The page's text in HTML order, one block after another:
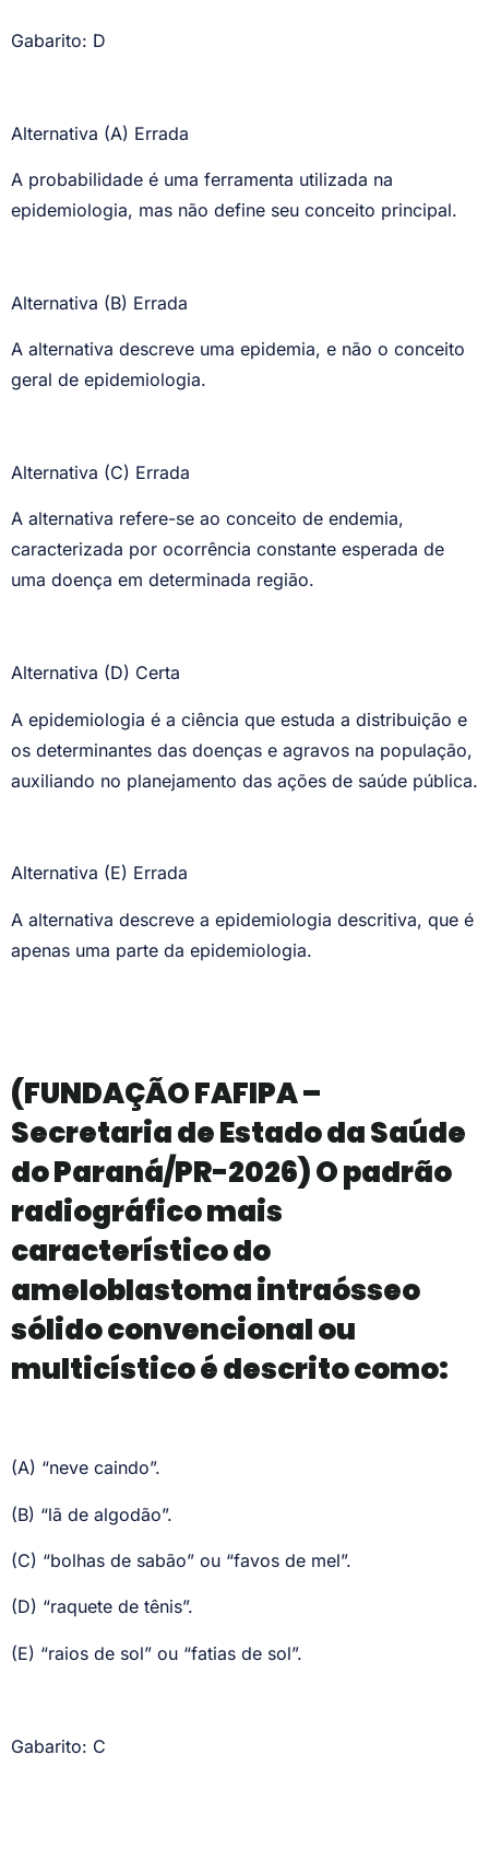
Gabarito: D
Alternativa (A) Errada
A probabilidade é uma ferramenta utilizada na
epidemiologia, mas não define seu conceito principal.
Alternativa (B) Errada
A alternativa descreve uma epidemia, e não o conceito
geral de epidemiologia.
Alternativa (C) Errada
A alternativa refere-se ao conceito de endemia,
caracterizada por ocorrência constante esperada de
uma doença em determinada região.
Alternativa (D) Certa
A epidemiologia é a ciência que estuda a distribuição e
os determinantes das doenças e agravos na população,
auxiliando no planejamento das ações de saúde pública.
Alternativa (E) Errada
A alternativa descreve a epidemiologia descritiva, que é
apenas uma parte da epidemiologia.
(FUNDAÇÃO FAFIPA –
Secretaria de Estado da Saúde
do Paraná/PR-2026) O padrão
radiográfico mais
característico do
ameloblastoma intraósseo
sólido convencional ou
multicístico é descrito como:
(A) “neve caindo”.
(B) “lã de algodão”.
(C) “bolhas de sabão” ou “favos de mel”.
(D) “raquete de tênis”.
(E) “raios de sol” ou “fatias de sol”.
Gabarito: C